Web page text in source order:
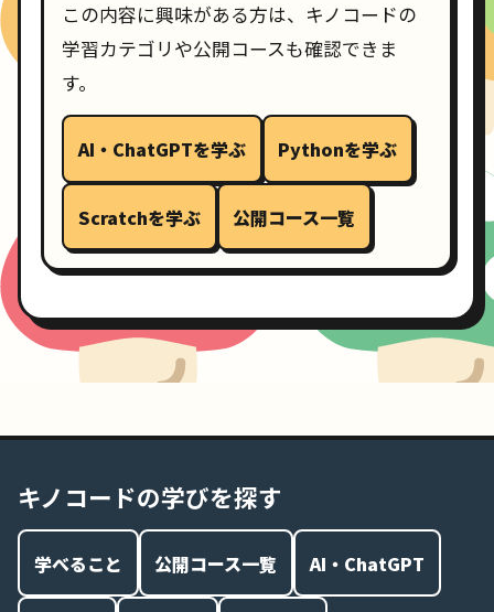
この内容に興味がある方は、キノコードの
学習カテゴリや公開コースも確認できま
す。
AI・ChatGPTを学ぶ Pythonを学ぶ
Scratchを学ぶ 公開コース一覧
キノコードの学びを探す
学べること 公開コース一覧 AI・ChatGPT